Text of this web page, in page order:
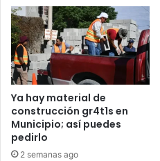
Ya hay material de
construcción gr4t1s en
Municipio; así puedes
pedirlo
2 semanas ago